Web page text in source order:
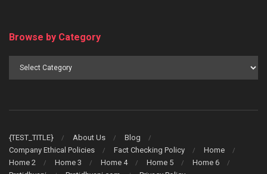
Browse by Category
Browse
{TEST_TITLE} About Us
Blog
Company Ethical Policies
Fact Checking Policy
Home
Home 2
Home 3 Home 4 Home 5
Home 6